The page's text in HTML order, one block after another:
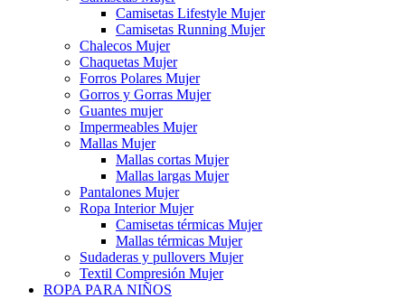
Camisetas Lifestyle Mujer
Camisetas Running Mujer
Chalecos Mujer
Chaquetas Mujer
Forros Polares Mujer
Gorros y Gorras Mujer
Guantes mujer
Impermeables Mujer
Mallas Mujer
Mallas cortas Mujer
Mallas largas Mujer
Pantalones Mujer
Ropa Interior Mujer
Camisetas térmicas Mujer
Mallas térmicas Mujer
Sudaderas y pullovers Mujer
Textil Compresión Mujer
ROPA PARA NIÑOS